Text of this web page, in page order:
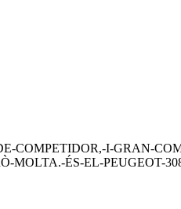
COMPETIDOR,-I-GRAN-
MOLTA.-ÉS-EL-PEUGEOT-